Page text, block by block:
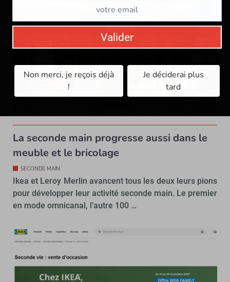
La seconde main progresse aussi dans le
meuble et le bricolage
SECONDE MAIN
Ikea et Leroy Merlin avancent tous les deux leurs pions
pour développer leur activité seconde main. Le premier
en mode omnicanal, l’autre 100 …
Valider
Non merci, je reçois déjà
!
Je déciderai plus
tard